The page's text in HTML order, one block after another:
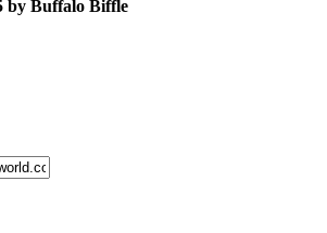
by Buffalo Biffle